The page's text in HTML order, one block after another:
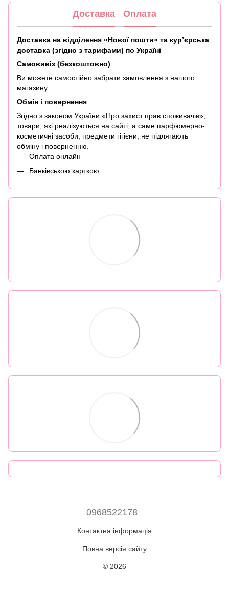
Доставка Оплата
Доставка на відділення «Нової пошти» та кур’єрська
доставка (згідно з тарифами) по Україні
Самовивіз (безкоштовно)
Ви можете самостійно забрати замовлення з нашого
магазину.
Обмін і повернення
Згідно з законом України «Про захист прав споживачів»,
товари, які реалізуються на сайті, а саме парфюмерно-
косметичні засоби, предмети гігієни, не підлягають
обміну і поверненню.
Оплата онлайн
Банківською карткою
0968522178
Контактна інформація
Повна версія сайту
© 2026